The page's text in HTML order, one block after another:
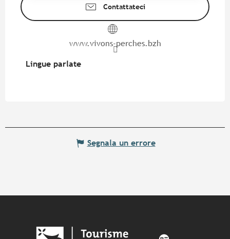
Contattateci
www.vivons-perches.bzh
Lingue parlate
Lingue parlate
Segnala un errore